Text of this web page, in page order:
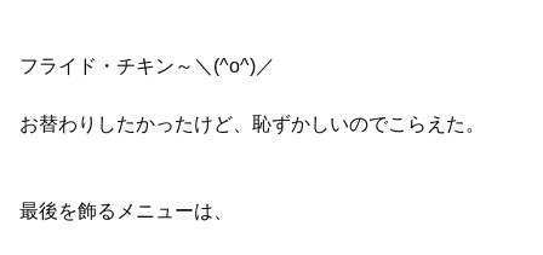
フライド・チキン～＼(^o^)／
お替わりしたかったけど、恥ずかしいのでこらえた。
最後を飾るメニューは、